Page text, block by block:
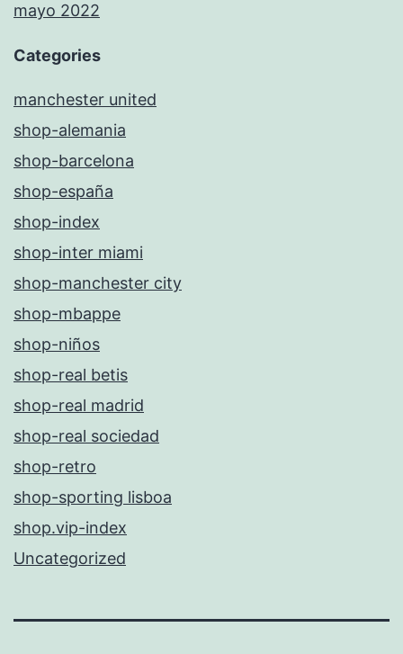
mayo 2022
Categories
manchester united
shop-alemania
shop-barcelona
shop-españa
shop-index
shop-inter miami
shop-manchester city
shop-mbappe
shop-niños
shop-real betis
shop-real madrid
shop-real sociedad
shop-retro
shop-sporting lisboa
shop.vip-index
Uncategorized